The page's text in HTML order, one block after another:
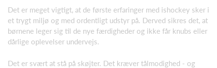
Det er meget vigtigt, at de første erfaringer med ishockey sker i
et trygt miljø og med ordentligt udstyr på. Derved sikres det, at
børnene leger sig til de nye færdigheder og ikke får knubs eller
dårlige oplevelser undervejs.
Det er svært at stå på skøjter. Det kræver tålmodighed - og